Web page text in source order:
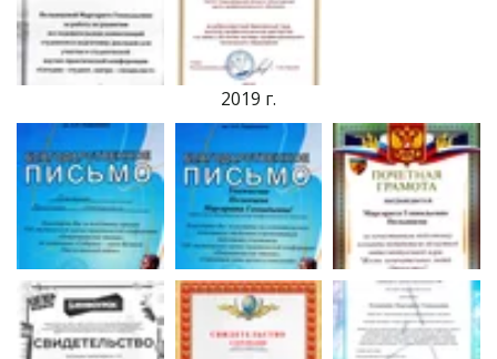
2019 г.